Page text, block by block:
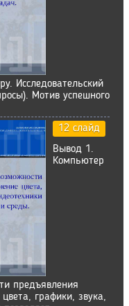
Исследовательский
Мотив успешного
12 слайд
Вывод 1.
Компьютер
предъявления
графики, звука,